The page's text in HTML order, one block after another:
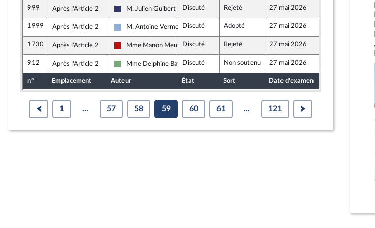
999 Après l'Article 2
Rassemblement National
M. Julien Guibert Discuté Rejeté 27 mai 2026
1999 Après l'Article 2
Droite Républicaine
M. Antoine Vermorel-Marques
Discuté Adopté 27 mai 2026
1730 Après l'Article 2
La France insoumise - Nouveau Front Populaire
Mme Manon MeunierDiscuté Rejeté 27 mai 2026
912 Après l'Article 2
Écologiste et Social
Mme Delphine BathoDiscuté Non soutenu 27 mai 2026
n° Emplacement Auteur État Sort Date d'examen
1 ... 57 58 59 60 61 ... 121